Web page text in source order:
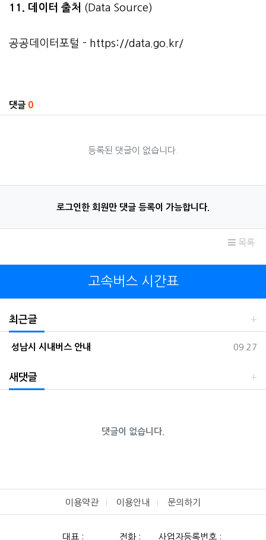
11. 데이터 출처 (Data Source)
공공데이터포털 - https://data.go.kr/
댓글 0
등록된 댓글이 없습니다.
로그인한 회원만 댓글 등록이 가능합니다.
목록
고속버스 시간표
최근글
등록일
09.27
성남시 시내버스 안내
새댓글
댓글이 없습니다.
이용약관 이용안내 문의하기
대표 : 전화 : 사업자등록번호 :